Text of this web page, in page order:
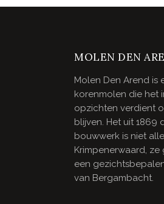
MOLEN DEN
Molen Den Arend is
korenmolen die het
opzichten verdient
blijven. Het uit 1869
bouwwerk is niet
Krimpenerwaard,
een
van Bergambacht.